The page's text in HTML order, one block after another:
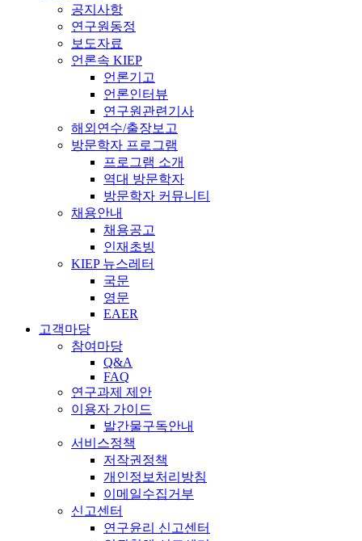
공지사항
연구원동정
보도자료
언론속 KIEP
언론기고
언론인터뷰
연구원관련기사
해외연수/출장보고
방문학자 프로그램
프로그램 소개
역대 방문학자
방문학자 커뮤니티
채용안내
채용공고
인재초빙
KIEP 뉴스레터
국문
영문
EAER
고객마당
참여마당
Q&A
FAQ
연구과제 제안
이용자 가이드
발간물구독안내
서비스정책
저작권정책
개인정보처리방침
이메일수집거부
신고센터
연구윤리 신고센터